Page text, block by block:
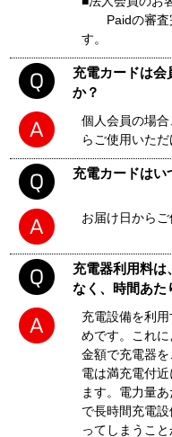
Paidの審査
す。
充電カードは会
か？
個人会員の場
らご使用いただ
充電カードはい
お届け日からご
充電器利用料は
なく、時間あた
充電設備を利
めです。これ
金額で充電器
電は満充電付
ます。電力量
で長時間充電
ってしまうこ